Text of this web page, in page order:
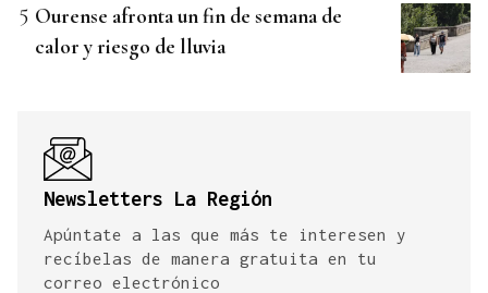
Ourense afronta un fin de semana de
calor y riesgo de lluvia
Newsletters La Región
Apúntate a las que más te interesen y
recíbelas de manera gratuita en tu
correo electrónico